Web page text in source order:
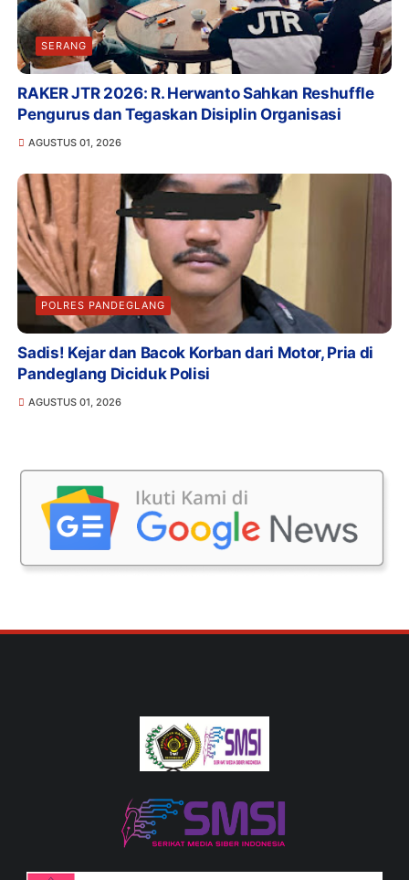
SERANG
RAKER JTR 2026: R. Herwanto Sahkan Reshuffle
Pengurus dan Tegaskan Disiplin Organisasi
AGUSTUS 01, 2026
POLRES PANDEGLANG
Sadis! Kejar dan Bacok Korban dari Motor, Pria di
Pandeglang Diciduk Polisi
AGUSTUS 01, 2026